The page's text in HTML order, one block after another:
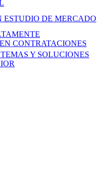
ESTUDIO DE MERCADO
CONTRATACIONES
Y SOLUCIONES